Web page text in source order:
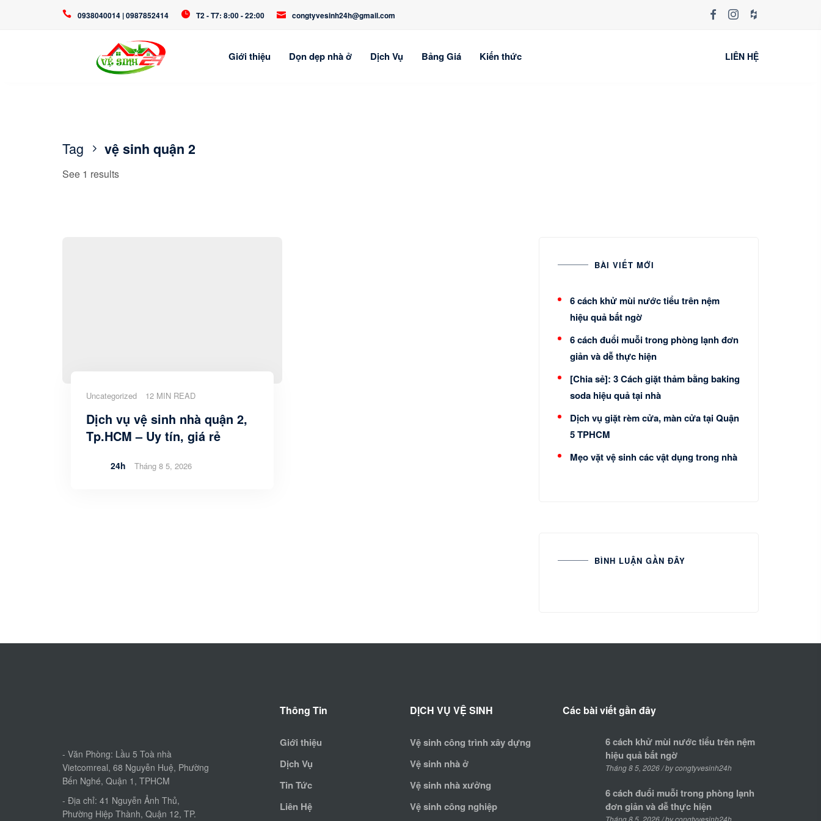
0938040014 | 0987852414 T2 - T7: 8:00 - 22:00 congtyvesinh24h@gmail.com
LIÊN HỆ
Giới thiệu Dọn dẹp nhà ở Dịch Vụ Bảng Giá Kiến thức
Tag vệ sinh quận 2
See 1 results
Uncategorized 12 MIN READ
Dịch vụ vệ sinh nhà quận 2,
Tp.HCM – Uy tín, giá rẻ
24h Tháng 8 5, 2026
BÀI VIẾT MỚI
6 cách khử mùi nước tiểu trên nệm
hiệu quả bất ngờ
6 cách đuổi muỗi trong phòng lạnh đơn
giản và dễ thực hiện
[Chia sẻ]: 3 Cách giặt thảm bằng baking
soda hiệu quả tại nhà
Dịch vụ giặt rèm cửa, màn cửa tại Quận
5 TPHCM
Mẹo vặt vệ sinh các vật dụng trong nhà
BÌNH LUẬN GẦN ĐÂY
- Văn Phòng: Lầu 5 Toà nhà
Vietcomreal, 68 Nguyễn Huệ, Phường
Bến Nghé, Quận 1, TPHCM
- Địa chỉ: 41 Nguyễn Ảnh Thủ,
Phường Hiệp Thành, Quận 12, TP.
Thông Tin
Giới thiệu
Dịch Vụ
Tin Tức
Liên Hệ
DỊCH VỤ VỆ SINH
Vệ sinh công trình xây dựng
Vệ sinh nhà ở
Vệ sinh nhà xưởng
Vệ sinh công nghiệp
Các bài viết gần đây
6 cách khử mùi nước tiểu trên nệm
hiệu quả bất ngờ
Tháng 8 5, 2026 / by congtyvesinh24h
6 cách đuổi muỗi trong phòng lạnh
đơn giản và dễ thực hiện
Tháng 8 5, 2026 / by congtyvesinh24h